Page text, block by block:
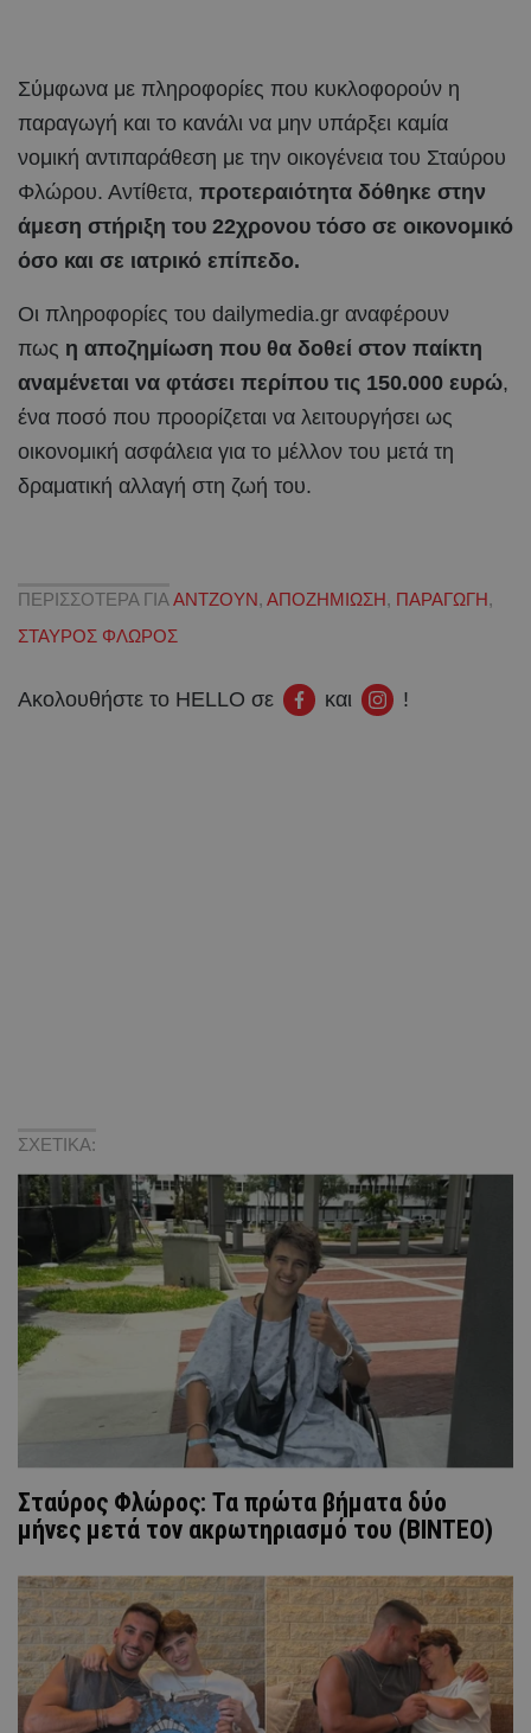
Σύμφωνα με πληροφορίες που κυκλοφορούν η
παραγωγή και το κανάλι να μην υπάρξει καμία
νομική αντιπαράθεση με την οικογένεια του Σταύρου
Φλώρου. Αντίθετα, προτεραιότητα δόθηκε στην
άμεση στήριξη του 22χρονου τόσο σε οικονομικό
όσο και σε ιατρικό επίπεδο.
Οι πληροφορίες του dailymedia.gr αναφέρουν
πως η αποζημίωση που θα δοθεί στον παίκτη
αναμένεται να φτάσει περίπου τις 150.000 ευρώ,
ένα ποσό που προορίζεται να λειτουργήσει ως
οικονομική ασφάλεια για το μέλλον του μετά τη
δραματική αλλαγή στη ζωή του.
ΠΕΡΙΣΣΟΤΕΡΑ ΓΙΑ ΑΝΤΖΟΥΝ, ΑΠΟΖΗΜΙΩΣΗ, ΠΑΡΑΓΩΓΗ,
ΣΤΑΥΡΟΣ ΦΛΩΡΟΣ
Ακολουθήστε το HELLO σε και !
ΣΧΕΤΙΚΑ:
Σταύρος Φλώρος: Τα πρώτα βήματα δύο
μήνες μετά τον ακρωτηριασμό του (ΒΙΝΤΕΟ)